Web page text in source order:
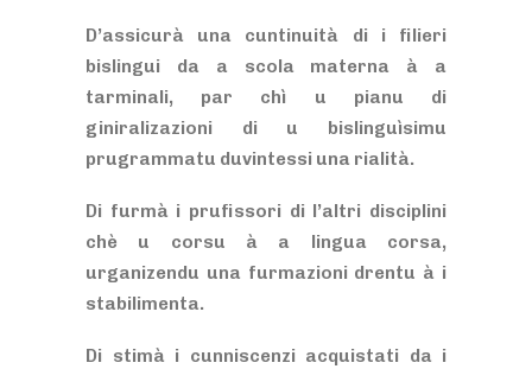
D’assicurà una cuntinuità di i filieri
bislingui da a scola materna à a
tarminali, par chì u pianu di
giniralizazioni di u bislinguìsimu
prugrammatu duvintessi una rialità.
Di furmà i prufissori di l’altri disciplini
chè u corsu à a lingua corsa,
urganizendu una furmazioni drentu à i
stabilimenta.
Di stimà i cunniscenzi acquistati da i